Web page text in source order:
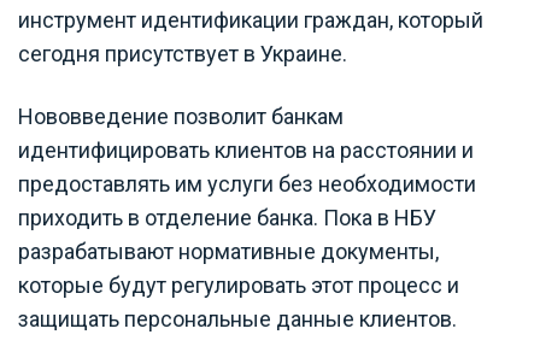
инструмент идентификации граждан, который
сегодня присутствует в Украине.
Нововведение позволит банкам
идентифицировать клиентов на расстоянии и
предоставлять им услуги без необходимости
приходить в отделение банка. Пока в НБУ
разрабатывают нормативные документы,
которые будут регулировать этот процесс и
защищать персональные данные клиентов.